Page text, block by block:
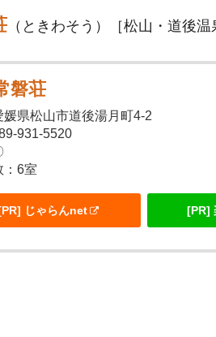
（ときわそう）［松山・道後温
磐荘
媛県松山市道後湯月町4-2
931-5520
：6室
じゃらんnet [PR]